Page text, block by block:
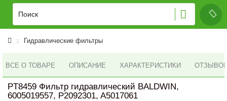
Гидравлические фильтры
ВСЕ О ТОВАРЕ ОПИСАНИЕ ХАРАКТЕРИСТИКИ ОТЗЫВОВ
PT8459 Фильтр гидравлический BALDWIN,
6005019557, P2092301, A5017061